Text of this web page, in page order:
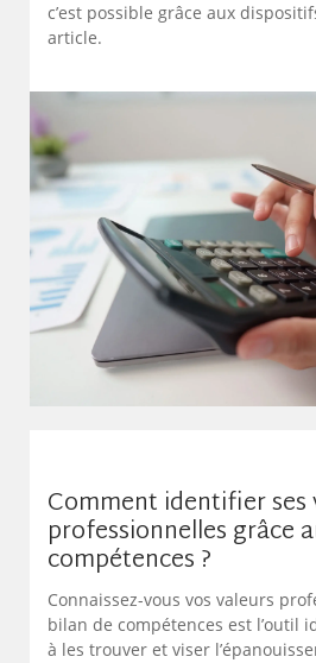
c’est possible grâce aux
article.
Comment identifier ses
professionnelles grâce
compétences ?
Connaissez-vous vos valeurs
bilan de compétences est l’outil
à les trouver et viser